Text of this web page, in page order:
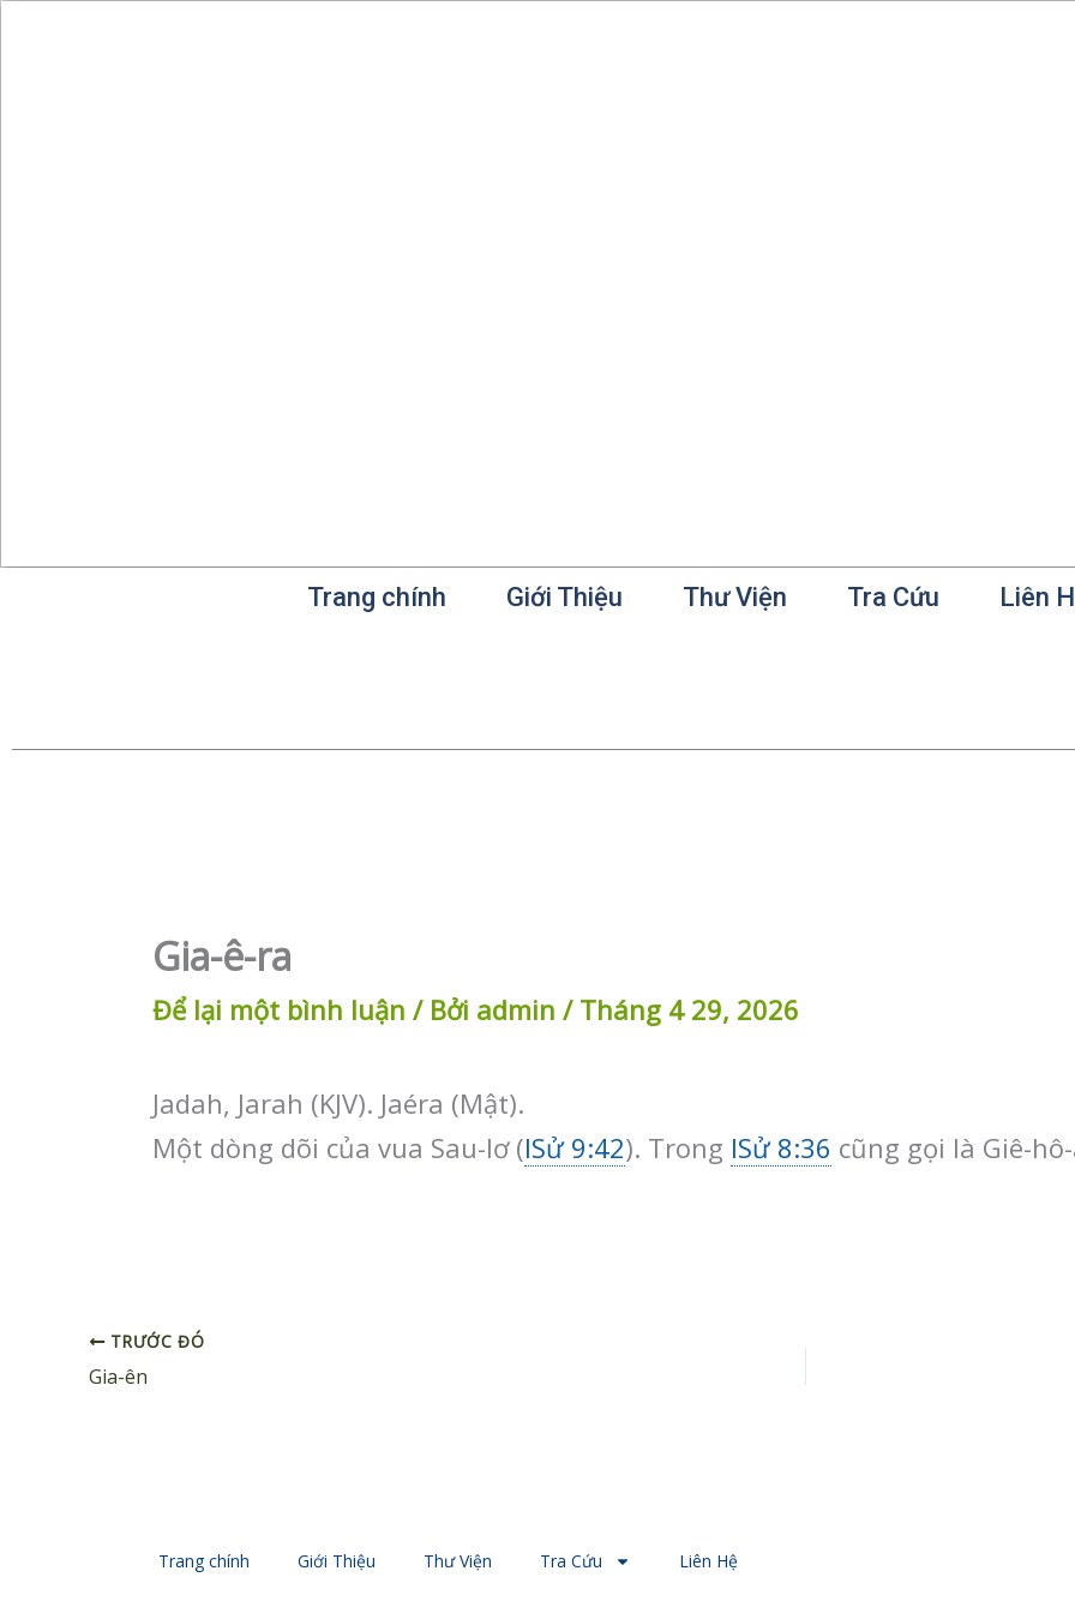
Trang chính Giới Thiệu Thư Viện Tra Cứu Liên
Gia-ê-ra
Để lại một bình luận / Bởi admin / Tháng 4 29, 2026
Jadah, Jarah (KJV). Jaéra (Mật).
Một dòng dõi của vua Sau-lơ (ISử 9:42). Trong ISử 8:36 cũng gọi là Giê-
TRƯỚC ĐÓ
Gia-ên
Trang chính Giới Thiệu Thư Viện Tra Cứu Liên Hệ